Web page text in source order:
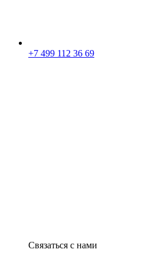
+7 499 112 36 69
Связаться с нами